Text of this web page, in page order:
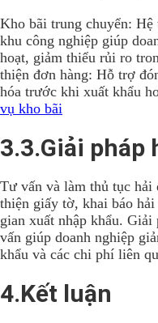
Kho bãi trung chuyển: Hệ
khu công nghiệp giúp
hoạt, giảm thiểu rủi ro
thiện đơn hàng: Hỗ trợ
hóa trước khi xuất khẩu
vụ kho bãi
3.3.Giải pháp
Tư vấn và làm thủ tục hải
thiện giấy tờ, khai báo
gian xuất nhập khẩu.
vấn giúp doanh nghiệp
khẩu và các chi phí liên
4.Kết luận